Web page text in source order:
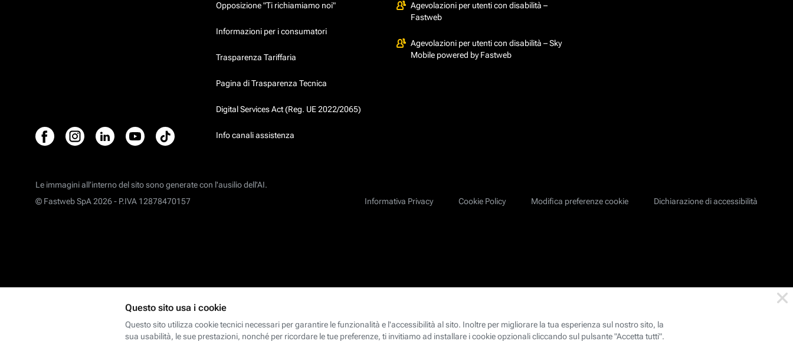
Opposizione "Ti richiamiamo noi"
Informazioni per i consumatori
Trasparenza Tariffaria
Pagina di Trasparenza Tecnica
Digital Services Act (Reg. UE 2022/2065)
Info canali assistenza
Agevolazioni per utenti con disabilità –
Fastweb
Agevolazioni per utenti con disabilità – Sky
Mobile powered by Fastweb
Le immagini all’interno del sito sono generate con l'ausilio dell'AI.
Informativa Privacy
Cookie Policy Modifica preferenze cookie Dichiarazione di accessibilità
© Fastweb SpA 2026 - P.IVA 12878470157